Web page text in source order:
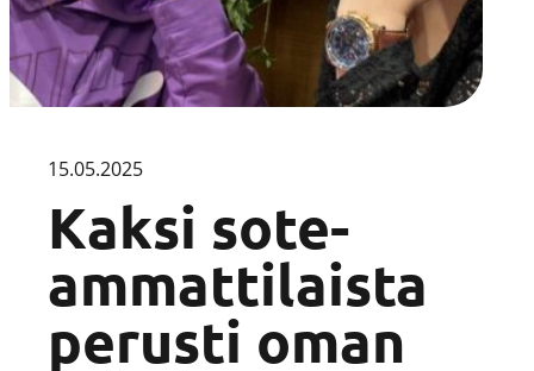
15.05.2025
Kaksi sote-
ammattilaista
perusti oman